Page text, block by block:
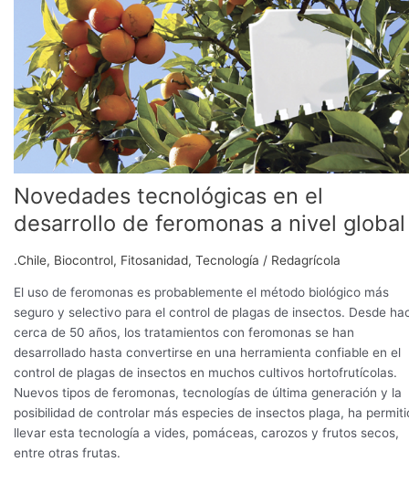
Novedades tecnológicas en el
desarrollo de feromonas a nivel global
.Chile, Biocontrol, Fitosanidad, Tecnología / Redagrícola
El uso de feromonas es probablemente el método biológico más
seguro y selectivo para el control de plagas de insectos. Desde
cerca de 50 años, los tratamientos con feromonas se han
desarrollado hasta convertirse en una herramienta confiable en el
control de plagas de insectos en muchos cultivos hortofrutícolas.
Nuevos tipos de feromonas, tecnologías de última generación y la
posibilidad de controlar más especies de insectos plaga, ha
llevar esta tecnología a vides, pomáceas, carozos y frutos secos,
entre otras frutas.
nivel
global